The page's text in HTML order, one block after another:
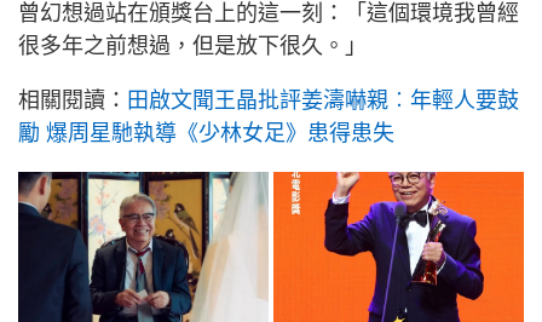
曾幻想過站在頒獎台上的這一刻：「這個環境我曾經
很多年之前想過，但是放下很久。」
相關閱讀： 田啟文聞王晶批評姜濤嚇親︰年輕人要鼓
勵 爆周星馳執導《少林女足》患得患失